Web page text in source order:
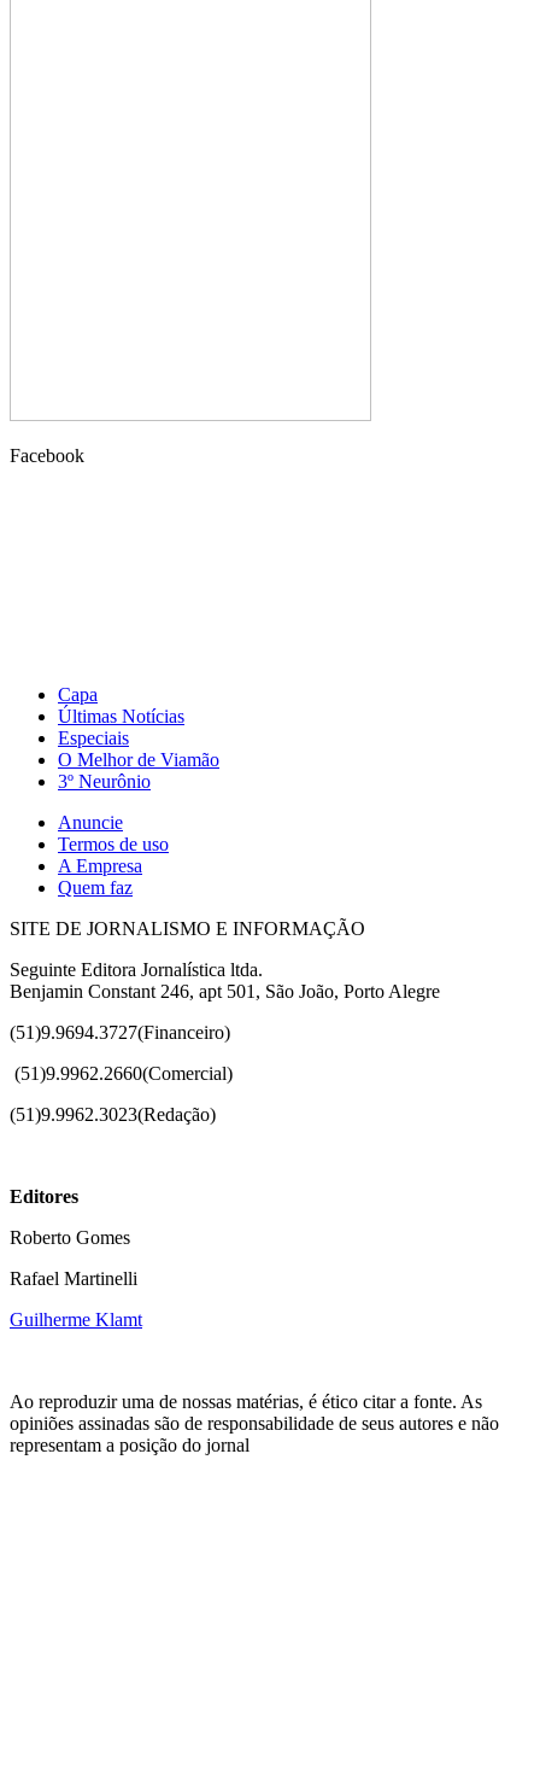
Facebook
Capa
Últimas Notícias
Especiais
O Melhor de Viamão
3º Neurônio
Anuncie
Termos de uso
A Empresa
Quem faz
SITE DE JORNALISMO E INFORMAÇÃO
Seguinte Editora Jornalística ltda.
Benjamin Constant 246, apt 501, São João, Porto Alegre
(51)9.9694.3727(Financeiro)
(51)9.9962.2660(Comercial)
(51)9.9962.3023(Redação)
Editores
Roberto Gomes
Rafael Martinelli
Guilherme Klamt
Ao reproduzir uma de nossas matérias, é ético citar a fonte. As
opiniões assinadas são de responsabilidade de seus autores e não
representam a posição do jornal